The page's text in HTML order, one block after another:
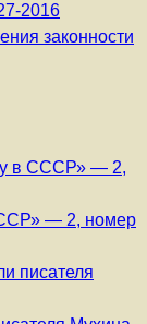
2016
законности
в СССР» — 2,
— 2, номер
писателя